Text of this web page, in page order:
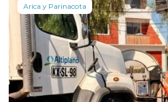
Arica y Parinacota